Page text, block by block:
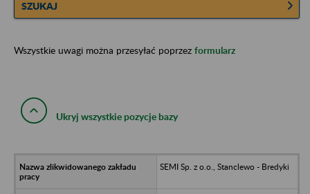
SZUKAJ
Wszystkie uwagi można przesyłać poprzez formularz
Ukryj wszystkie pozycje bazy
SEMI Sp. z o.o., Stanclewo - Bredyki